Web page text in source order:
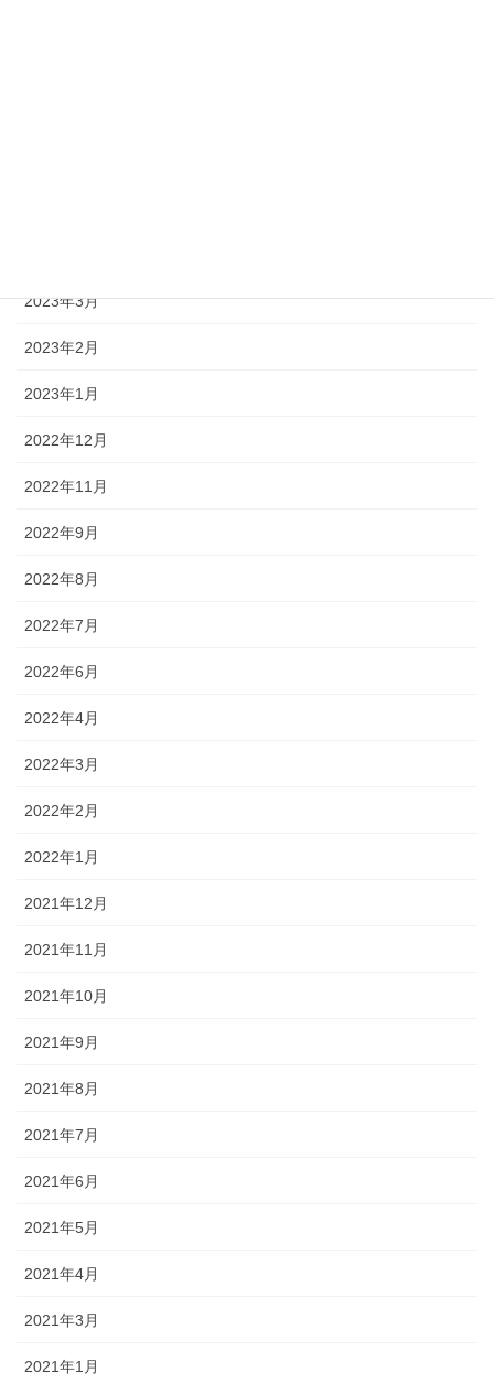
2023年3月
2023年2月
2023年1月
2022年12月
2022年11月
2022年9月
2022年8月
2022年7月
2022年6月
2022年4月
2022年3月
2022年2月
2022年1月
2021年12月
2021年11月
2021年10月
2021年9月
2021年8月
2021年7月
2021年6月
2021年5月
2021年4月
2021年3月
2021年1月